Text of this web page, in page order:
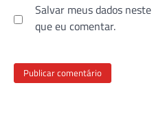
Salvar meus dados
que eu comentar.